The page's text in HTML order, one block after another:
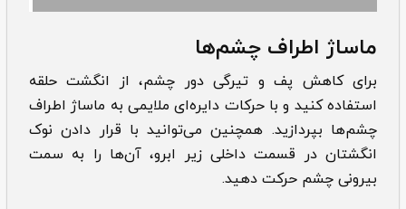
ماساژ اطراف چشم‌ها
برای کاهش پف و تیرگی دور چشم، از انگشت حلقه
استفاده کنید و با حرکات دایره‌ای ملایمی به ماساژ اطراف
چشم‌ها بپردازید. همچنین می‌توانید با قرار دادن نوک
انگشتان در قسمت داخلی زیر ابرو، آن‌ها را به سمت
بیرونی چشم حرکت دهید.